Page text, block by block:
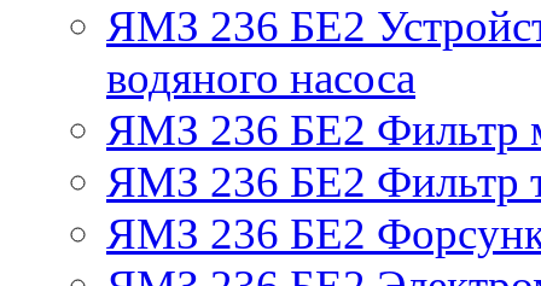
ЯМЗ 236 БЕ2
водяного насоса
ЯМЗ 236 БЕ2 Фильтр
ЯМЗ 236 БЕ2 Фильтр
ЯМЗ 236 БЕ2